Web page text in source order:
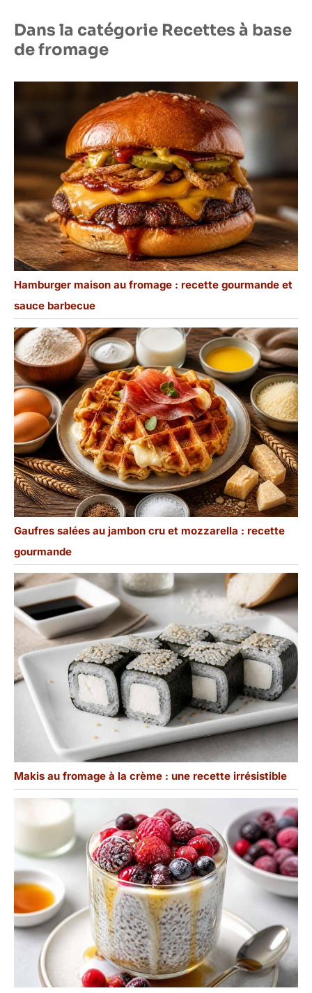
Dans la catégorie Recettes à base
de fromage
Hamburger maison au fromage : recette gourmande et
sauce barbecue
Gaufres salées au jambon cru et mozzarella : recette
gourmande
Makis au fromage à la crème : une recette irrésistible